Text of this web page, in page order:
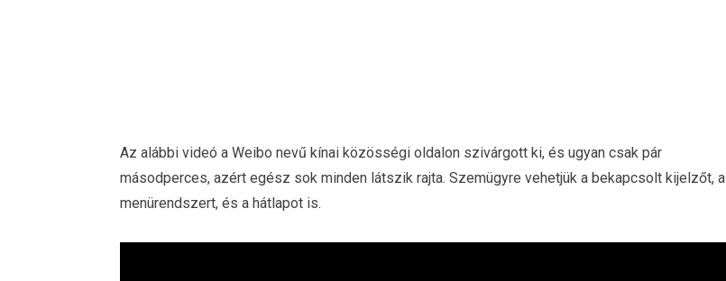
Az alábbi videó a Weibo nevű kínai közösségi oldalon szivárgott ki, és ugyan csak pár
másodperces, azért egész sok minden látszik rajta. Szemügyre vehetjük a bekapcsolt kijelzőt, a
menürendszert, és a hátlapot is.